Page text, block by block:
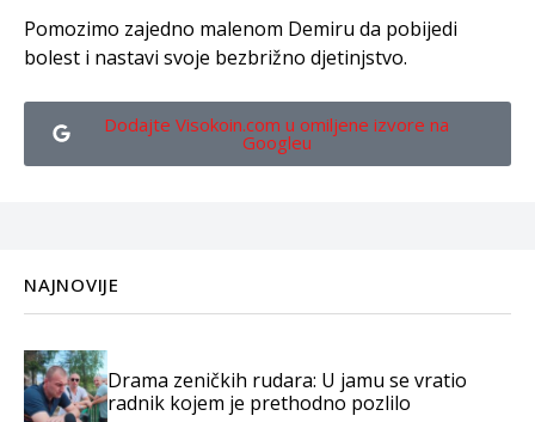
Pomozimo zajedno malenom Demiru da pobijedi
bolest i nastavi svoje bezbrižno djetinjstvo.
Dodajte Visokoin.com u omiljene izvore na
Googleu
NAJNOVIJE
Drama zeničkih rudara: U jamu se vratio
radnik kojem je prethodno pozlilo